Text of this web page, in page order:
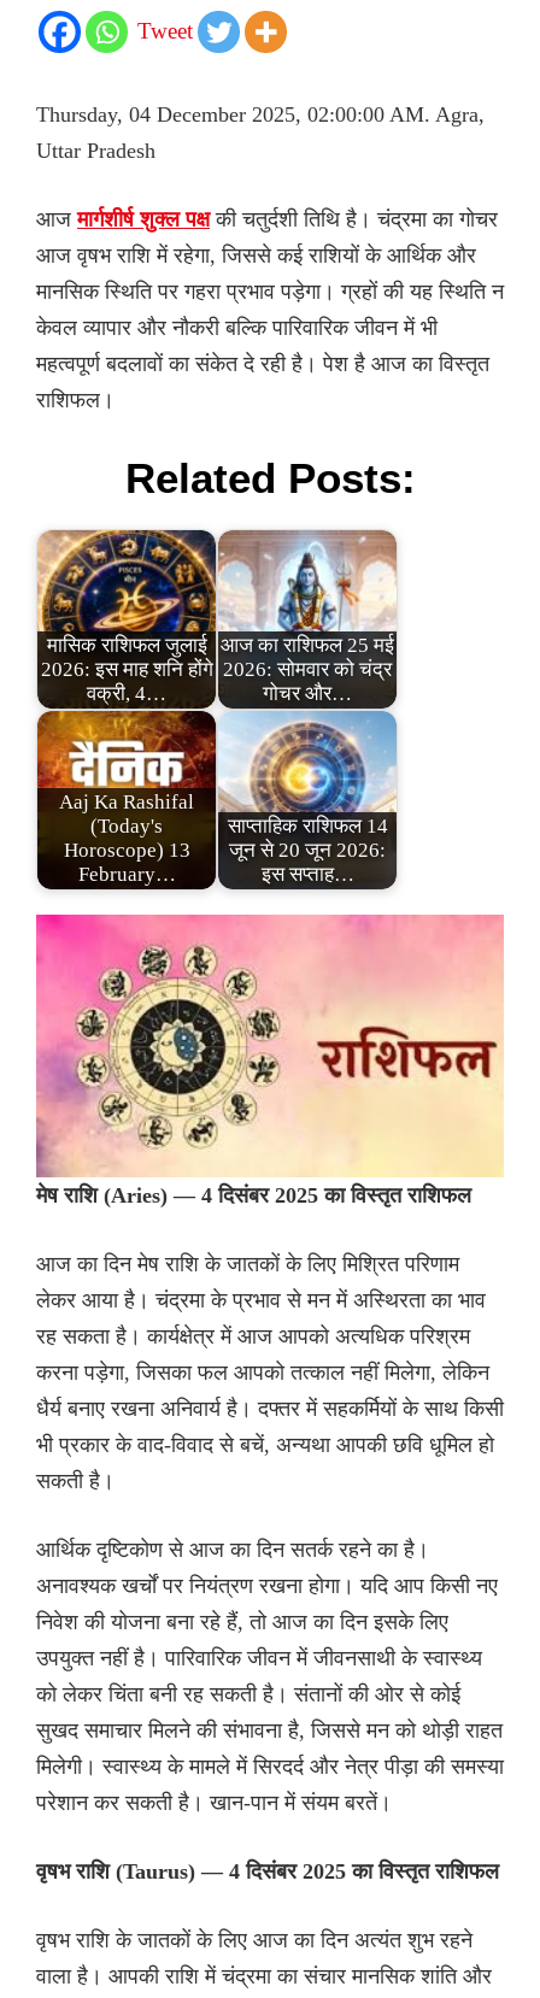
Tweet
Thursday, 04 December 2025, 02:00:00 AM. Agra,
Uttar Pradesh
आजमार्गशीर्ष शुक्ल पक्षकी चतुर्दशी तिथि है। चंद्रमा का गोचर
आज वृषभ राशि में रहेगा, जिससे कई राशियों के आर्थिक और
मानसिक स्थिति पर गहरा प्रभाव पड़ेगा। ग्रहों की यह स्थिति न
केवल व्यापार और नौकरी बल्कि पारिवारिक जीवन में भी
महत्वपूर्ण बदलावों का संकेत दे रही है। पेश है आज का विस्तृत
राशिफल।
Related Posts:
मासिक राशिफल जुलाई
2026: इस माह शनि होंगे
वक्री, 4…
आज का राशिफल 25 मई
2026: सोमवार को चंद्र
गोचर और…
Aaj Ka Rashifal
(Today's
Horoscope) 13
February…
साप्ताहिक राशिफल 14
जून से 20 जून 2026:
इस सप्ताह…
मेष राशि (Aries) — 4 दिसंबर 2025 का विस्तृत राशिफल
आज का दिन मेष राशि के जातकों के लिए मिश्रित परिणाम
लेकर आया है। चंद्रमा के प्रभाव से मन में अस्थिरता का भाव
रह सकता है। कार्यक्षेत्र में आज आपको अत्यधिक परिश्रम
करना पड़ेगा, जिसका फल आपको तत्काल नहीं मिलेगा, लेकिन
धैर्य बनाए रखना अनिवार्य है। दफ्तर में सहकर्मियों के साथ किसी
भी प्रकार के वाद-विवाद से बचें, अन्यथा आपकी छवि धूमिल हो
सकती है।
आर्थिक दृष्टिकोण से आज का दिन सतर्क रहने का है।
अनावश्यक खर्चों पर नियंत्रण रखना होगा। यदि आप किसी नए
निवेश की योजना बना रहे हैं, तो आज का दिन इसके लिए
उपयुक्त नहीं है। पारिवारिक जीवन में जीवनसाथी के स्वास्थ्य
को लेकर चिंता बनी रह सकती है। संतानों की ओर से कोई
सुखद समाचार मिलने की संभावना है, जिससे मन को थोड़ी राहत
मिलेगी। स्वास्थ्य के मामले में सिरदर्द और नेत्र पीड़ा की समस्या
परेशान कर सकती है। खान-पान में संयम बरतें।
वृषभ राशि (Taurus) — 4 दिसंबर 2025 का विस्तृत राशिफल
वृषभ राशि के जातकों के लिए आज का दिन अत्यंत शुभ रहने
वाला है। आपकी राशि में चंद्रमा का संचार मानसिक शांति और